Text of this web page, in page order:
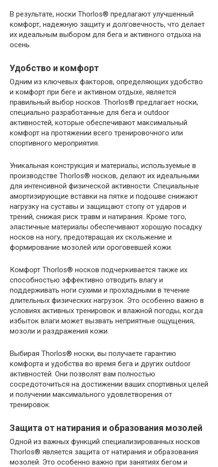
В результате, носки Thorlos® предлагают улучшенный
комфорт, надежную защиту и долговечность, что делает
их идеальным выбором для бега и активного отдыха на
осень.
Удобство и комфорт
Одним из ключевых факторов, определяющих удобство
и комфорт при беге и активном отдыхе, является
правильный выбор носков. Thorlos® предлагает носки,
специально разработанные для бега и outdoor
активностей, которые обеспечивают максимальный
комфорт на протяжении всего тренировочного или
спортивного мероприятия.
Уникальная конструкция и материалы, используемые в
производстве Thorlos® носков, делают их идеальными
для интенсивной физической активности. Специальные
амортизирующие вставки на пятке и подошве снижают
нагрузку на суставы и защищают стопу от ударов и
трений, снижая риск травм и натирания. Кроме того,
эластичные материалы обеспечивают хорошую посадку
носков на ногу, предотвращая их скольжение и
формирование мозолей или ороговевшей кожи.
Комфорт Thorlos® носков подчеркивается также их
способностью эффективно отводить влагу и
поддерживать ноги сухими и прохладными в течение
длительных физических нагрузок. Это особенно важно в
условиях активных тренировок и влажной погоды, когда
избыток влаги может вызвать неприятные ощущения,
мозоли и раздражения кожи.
Выбирая Thorlos® носки, вы получаете гарантию
комфорта и удобства во время бега и других outdoor
активностей. Они позволят вам полностью
сосредоточиться на достижении ваших спортивных целей
и получении максимального удовлетворения от
тренировок.
Защита от натирания и образования мозолей
Одной из важных функций специализированных носков
Thorlos® является защита от натирания и образования
мозолей. Это особенно важно при занятиях бегом и